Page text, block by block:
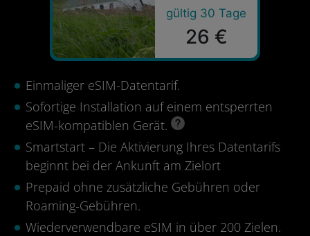
gültig 30 Tage
26 €
Einmaliger eSIM-Datentarif.
Sofortige Installation auf einem entsperrten
eSIM-kompatiblen Gerät.
Smartstart – Die Aktivierung Ihres Datentarifs
beginnt bei der Ankunft am Zielort
Prepaid ohne zusätzliche Gebühren oder
Roaming-Gebühren.
Wiederverwendbare eSIM in über 200 Zielen.